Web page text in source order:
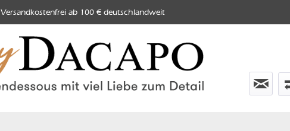
Versandkostenfrei ab 100 € deutschlandweit